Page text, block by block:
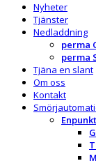
Nyheter
Tjänster
Nedladdning
perma
perma
Tjäna en slant
Om oss
Kontakt